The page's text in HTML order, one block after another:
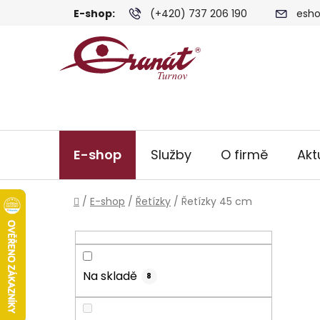
E-shop: (+420) 737 206 190
E-shop Služby O firmě
Domů
/ E-shop / Řetízky / Řetízky 45 cm
Na skladě 8